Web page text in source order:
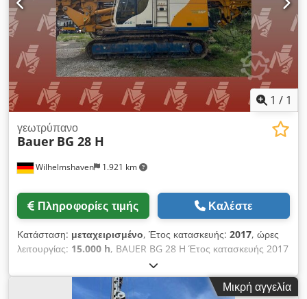
1 / 1
Wilhelmshaven 1.921 km
γεωτρύπανο
Bauer BG 28 H
Πληροφορίες τιμής Καλέστε
Κατάσταση: μεταχειρισμένο, Έτος κατασκευής: 2017, ώρες
λειτουργίας: 15.000 h, BAUER BG 28 H Έτος κατασκευής 2017
Ώρες λειτουργίας περίπου 15.000 Ανώτερο τμήμα BAUER BT
75 Περισσότερες πληροφορίες κατόπιν αιτήματος.
Dodpfxezqct Eo Aqgsck
Μικρή αγγελία